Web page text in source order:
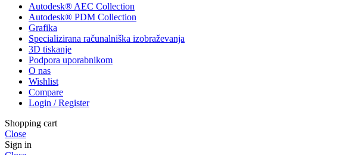
Autodesk® AEC Collection
Autodesk® PDM Collection
Grafika
Specializirana računalniška izobraževanja
3D tiskanje
Podpora uporabnikom
O nas
Wishlist
Compare
Login / Register
Shopping cart
Close
Sign in